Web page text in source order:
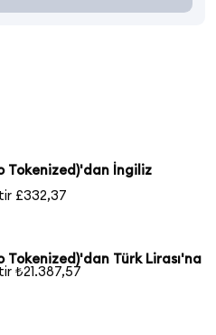
Tokenized)'dan İngiliz
£332,37
Tokenized)'dan Türk Lirası'na
₺21.387,57